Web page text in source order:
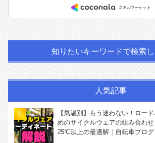
知りたいキーワードで検索
人気記事
【気温別】もう迷わない！ロー
めのサイクルウェアの組み合わ
25℃以上の最適解｜自転車ブログ